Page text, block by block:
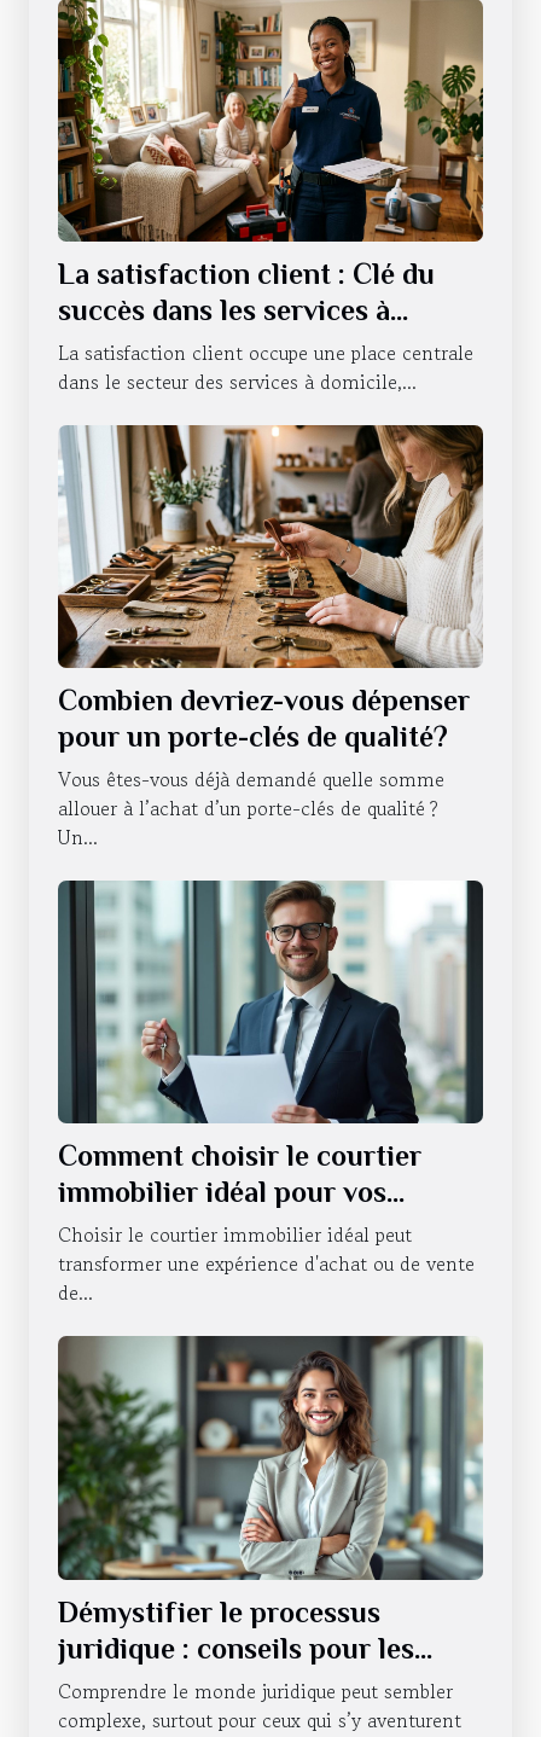
La satisfaction client : Clé du
succès dans les services à
domicile
La satisfaction client occupe une place centrale
dans le secteur des services à domicile,...
Combien devriez-vous dépenser
pour un porte-clés de qualité?
Vous êtes-vous déjà demandé quelle somme
allouer à l’achat d’un porte-clés de qualité ?
Un...
Comment choisir le courtier
immobilier idéal pour vos
besoins ?
Choisir le courtier immobilier idéal peut
transformer une expérience d'achat ou de vente
de...
Démystifier le processus
juridique : conseils pour les
novices
Comprendre le monde juridique peut sembler
complexe, surtout pour ceux qui s’y aventurent